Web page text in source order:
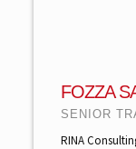
FOZZA
SENIOR
RINA